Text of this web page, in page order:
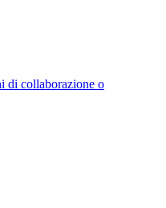
di collaborazione o